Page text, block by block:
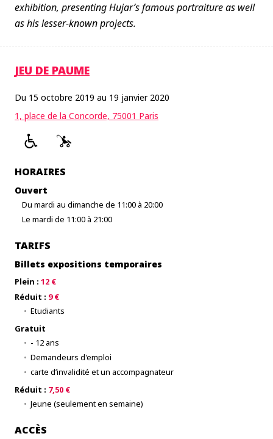
exhibition, presenting Hujar’s famous portraiture as well
as his lesser-known projects.
JEU DE PAUME
Du 15 octobre 2019 au 19 janvier 2020
1, place de la Concorde, 75001 Paris
HORAIRES
Ouvert
Du mardi au dimanche de 11:00 à 20:00
Le mardi de 11:00 à 21:00
TARIFS
Billets expositions temporaires
Plein : 12 €
Réduit : 9 €
Etudiants
Gratuit
- 12 ans
Demandeurs d'emploi
carte d’invalidité et un accompagnateur
Réduit : 7,50 €
Jeune (seulement en semaine)
ACCÈS